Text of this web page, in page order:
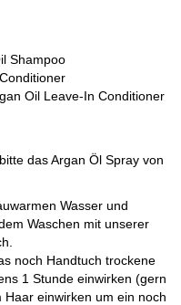
Shampoo
Oil Leave-In Conditioner
das Argan Öl Spray von
Wasser und
Waschen mit unserer
noch Handtuch trockene
1 Stunde einwirken (gern
einwirken um ein noch